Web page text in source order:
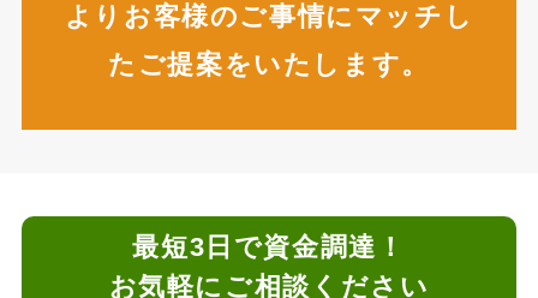
よりお客様のご事情にマッチし
たご提案をいたします。
最短3日で資金調達！
お気軽にご相談ください